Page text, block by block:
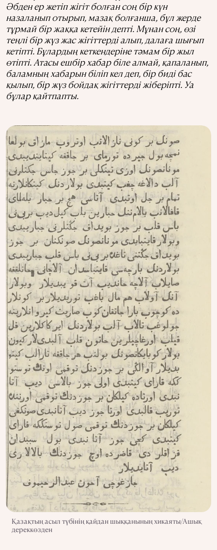
Әбден ер жетіп жігіт болған соң бір күн
назаланып отырып, мазақ болғанша, бұл жерде
тұрмай бір жаққа кетейін депті. Мұнан соң, өзі
теңлі бір жүз жас жігіттерді алып, далаға шығып
кетіпті. Бұлардың кеткендеріне тәмам бір жыл
өтіпті. Атасы ешбір хабар біле алмай, қапаланып,
баламның хабарын біліп кел деп, бір биді бас
қылып, бір жүз бойдақ жігіттерді жіберіпті. Уа
бұлар қайтпапты.
Қазақтың асыл түбінің қайдан шыққанының хикаяты/Ашық
дереккөзден